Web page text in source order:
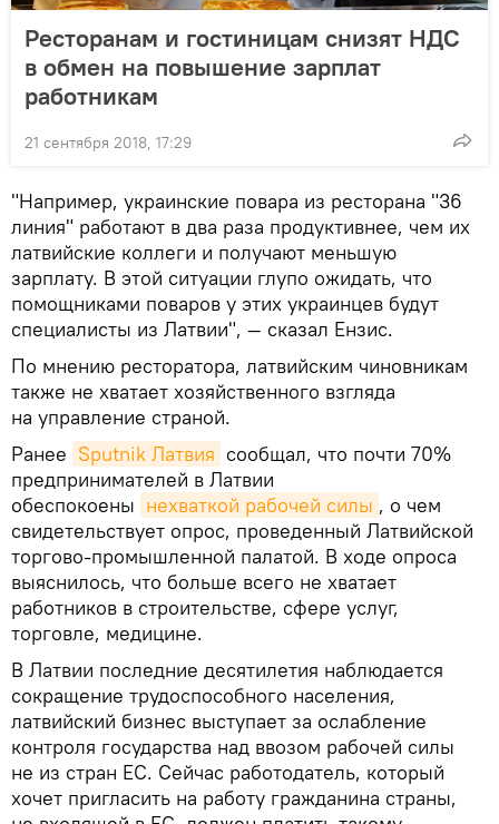
Ресторанам и гостиницам снизят НДС
в обмен на повышение зарплат
работникам
21 сентября 2018, 17:29
"Например, украинские повара из ресторана "36
линия" работают в два раза продуктивнее, чем их
латвийские коллеги и получают меньшую
зарплату. В этой ситуации глупо ожидать, что
помощниками поваров у этих украинцев будут
специалисты из Латвии", — сказал Ензис.
По мнению ресторатора, латвийским чиновникам
также не хватает хозяйственного взгляда
на управление страной.
Ранее Sputnik Латвия сообщал, что почти 70%
предпринимателей в Латвии
обеспокоены нехваткой рабочей силы , о чем
свидетельствует опрос, проведенный Латвийской
торгово-промышленной палатой. В ходе опроса
выяснилось, что больше всего не хватает
работников в строительстве, сфере услуг,
торговле, медицине.
В Латвии последние десятилетия наблюдается
сокращение трудоспособного населения,
латвийский бизнес выступает за ослабление
контроля государства над ввозом рабочей силы
не из стран ЕС. Сейчас работодатель, который
хочет пригласить на работу гражданина страны,